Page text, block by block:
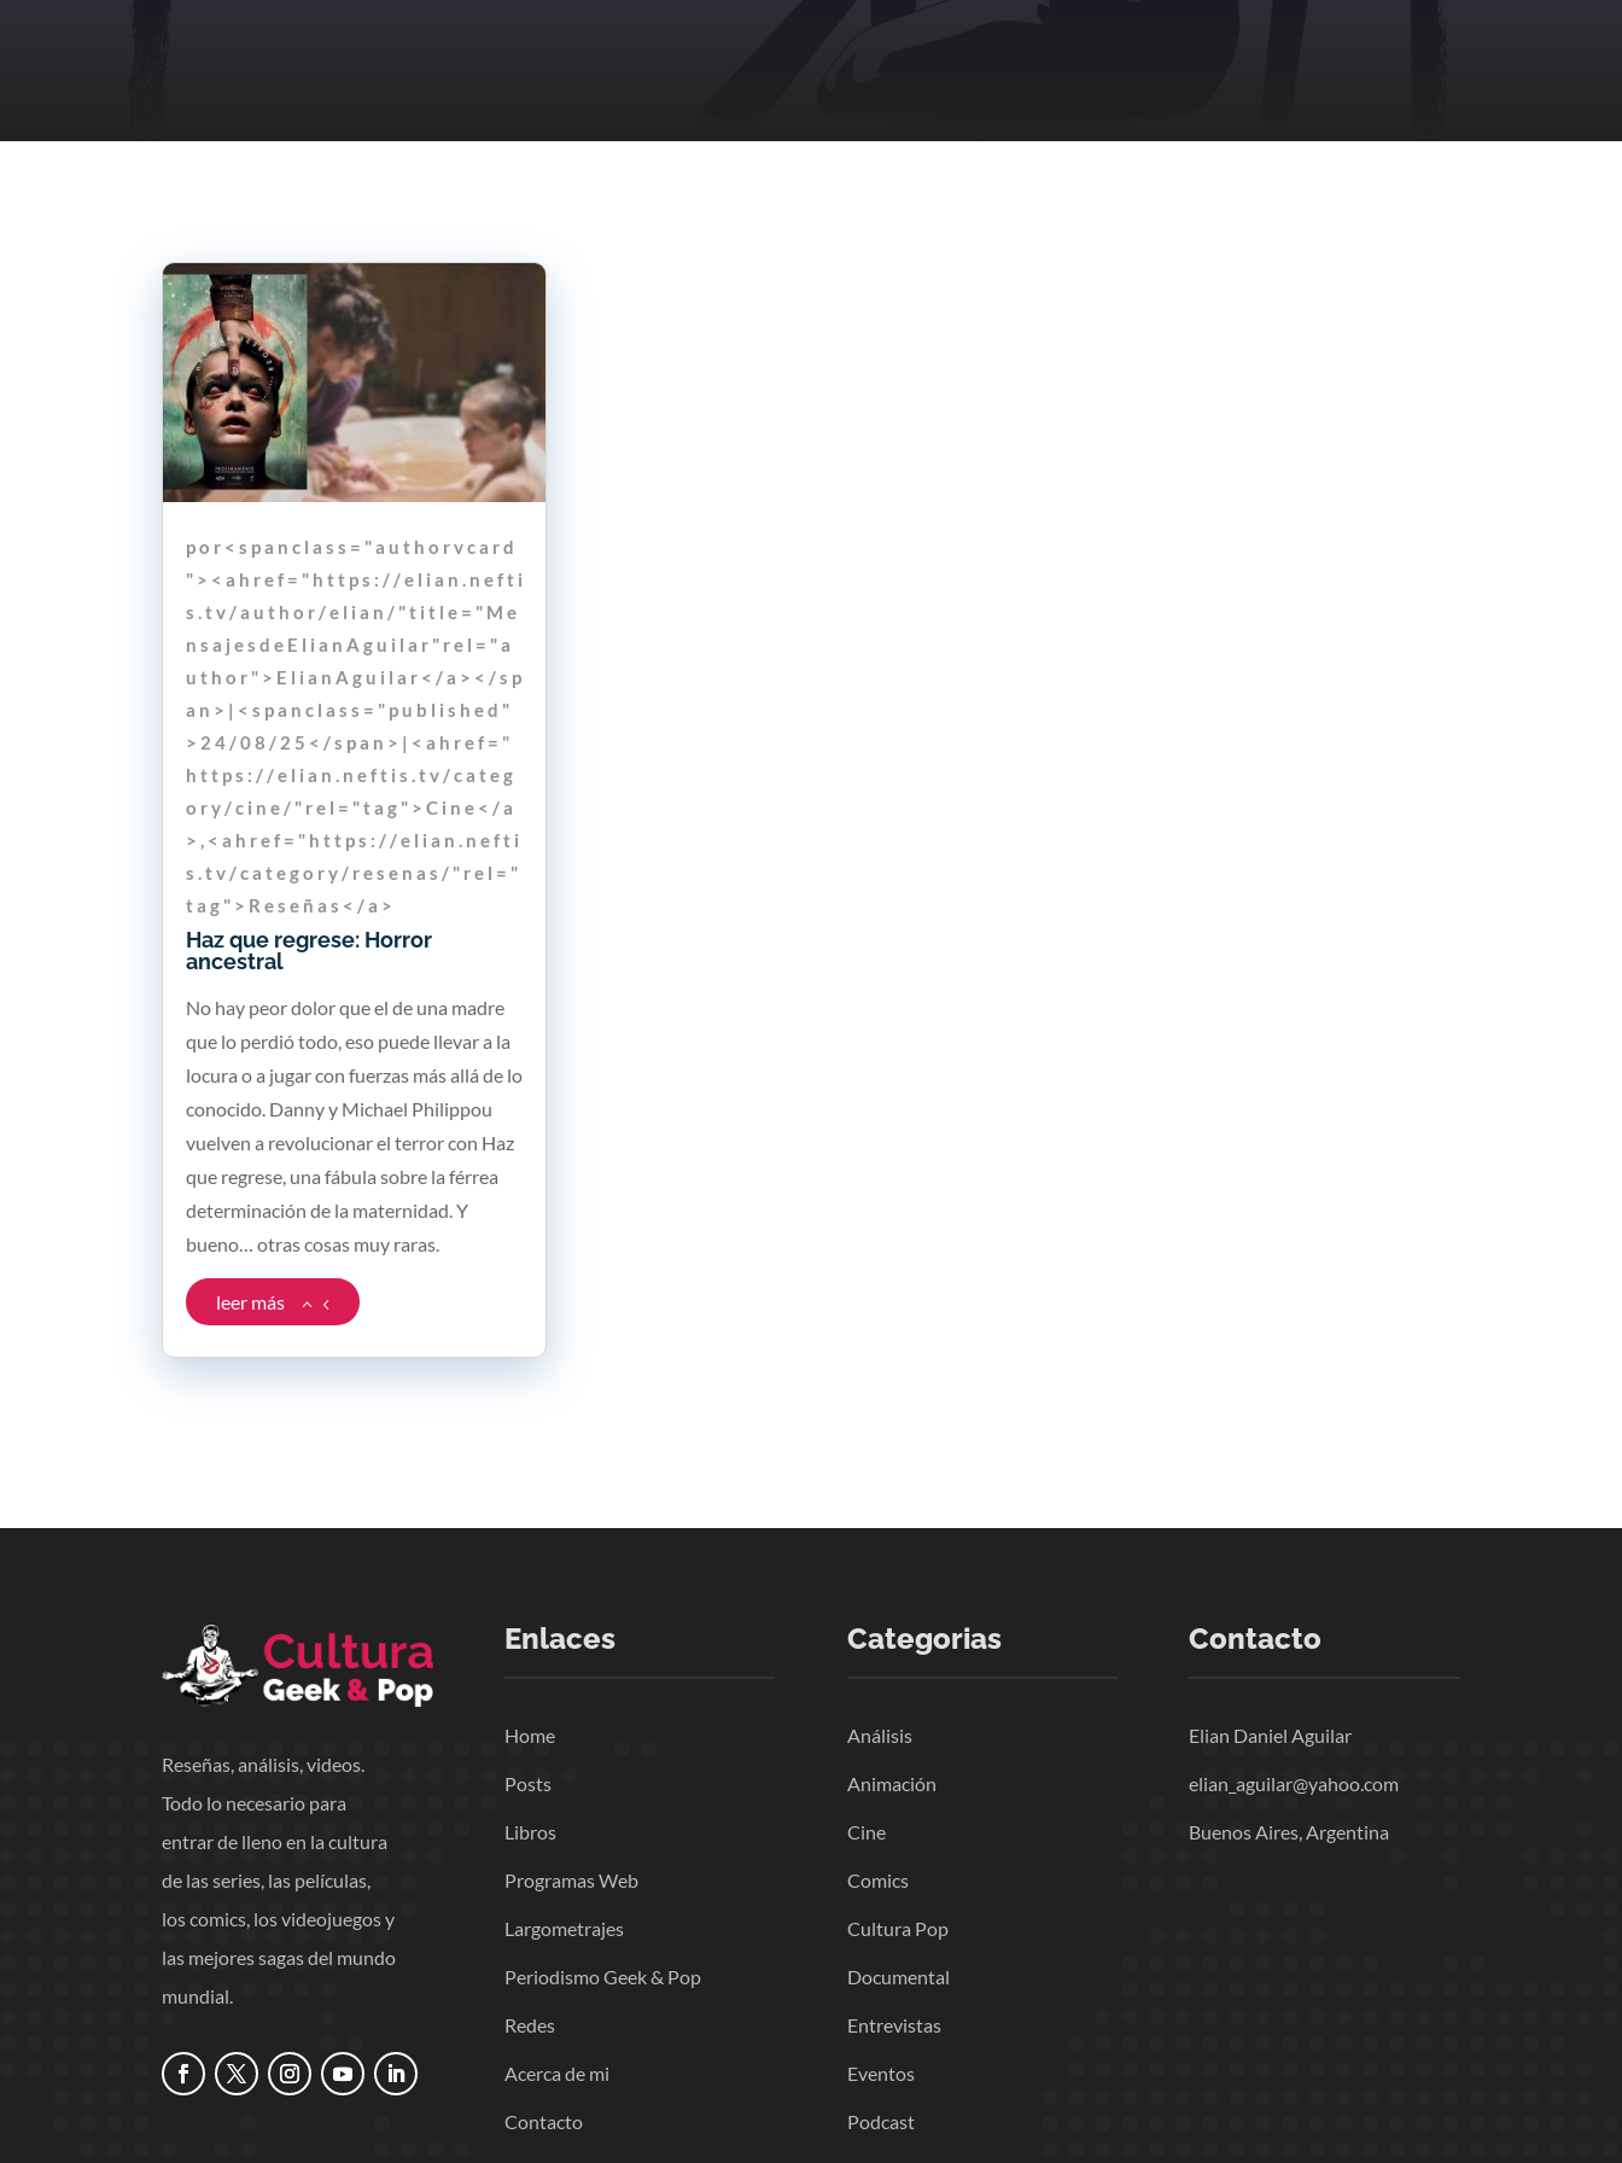
Haz que regrese: Horror
ancestral
p o r < s p a n c l a s s = " a u t h o r v c a r d
" > < a h r e f = " h t t p s : / / e l i a n . n e f t i
s . t v / a u t h o r / e l i a n / " t i t l e = " M e
n s a j e s d e E l i a n A g u i l a r " r e l = " a
u t h o r " > E l i a n A g u i l a r < / a > < / s p
a n > | < s p a n c l a s s = " p u b l i s h e d "
> 2 4 / 0 8 / 2 5 < / s p a n > | < a h r e f = "
h t t p s : / / e l i a n . n e f t i s . t v / c a t e g
o r y / c i n e / " r e l = " t a g " > C i n e < / a
> , < a h r e f = " h t t p s : / / e l i a n . n e f t i
s . t v / c a t e g o r y / r e s e n a s / " r e l = "
t a g " > R e s e ñ a s < / a >
No hay peor dolor que el de una madre
que lo perdió todo, eso puede llevar a la
locura o a jugar con fuerzas más allá de lo
conocido. Danny y Michael Philippou
vuelven a revolucionar el terror con Haz
que regrese, una fábula sobre la férrea
determinación de la maternidad. Y
bueno… otras cosas muy raras.
leer más
Reseñas, análisis, videos.
Todo lo necesario para
entrar de lleno en la cultura
de las series, las películas,
los comics, los videojuegos y
las mejores sagas del mundo
mundial.
Enlaces
Home
Posts
Libros
Programas Web
Largometrajes
Periodismo Geek & Pop
Redes
Acerca de mi
Contacto
Categorias
Análisis
Animación
Cine
Comics
Cultura Pop
Documental
Entrevistas
Eventos
Podcast
Contacto
Elian Daniel Aguilar
elian_aguilar@yahoo.com
Buenos Aires, Argentina